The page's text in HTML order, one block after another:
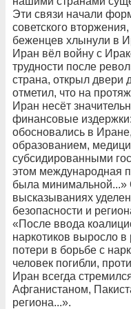
Эти связи начали
советского
беженцев хлынули в
Иран вёл войну с
трудности после
страна, открыл двери
отметил, что на
Иран несёт
финансовые
обосновались в
образованием,
субсидированными
этом международная
была минимальной...»
высказываниях
безопасности и
«После ввода
наркотиков выросло
потери в борьбе с
человек погибли,
Иран всегда
Афганистаном,
региона...».